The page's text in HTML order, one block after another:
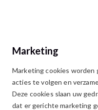
PANTALON
Ga
naar
Ga
naar
Marketing
Marketing cookies worden
acties te volgen en
Deze cookies slaan uw
dat er gerichte marketing